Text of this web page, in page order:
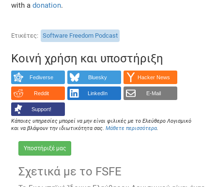
with adonation.
Ετικέτες Software Freedom Podcast
Κοινή χρήση και υποστήριξη
Fediverse Bluesky Hacker News
Reddit LinkedIn E-Mail
Support!
Κάποιες υπηρεσίες μπορεί να μην είναι φιλικές με το Ελεύθερο Λογισμικό
και να βλάψουν την ιδιωτικότητα σας.Μάθετε περισσότερα.
Υποστήριξέ μας
Σχετικά με το FSFE